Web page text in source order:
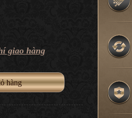
giao hàng
hàng